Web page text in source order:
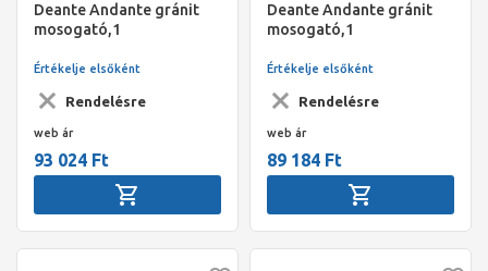
Deante Andante gránit
mosogató,1
lefolyó+szifon,
Rendelésre
Értékelje elsőként
web ár
93 024 Ft
Deante Andante gránit
mosogató,1
lefolyó+szifon,
grafitRendelésre
Értékelje elsőként
web ár
89 184 Ft